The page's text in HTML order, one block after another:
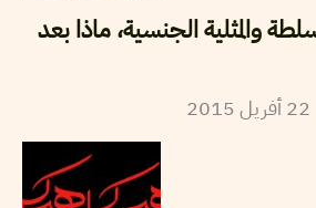
والمثلية الجنسية، ماذا بعد
22أفريل2015